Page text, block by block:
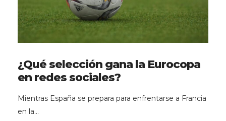
¿Qué selección gana la Eurocopa
en redes sociales?
Mientras España se prepara para enfrentarse a Francia
en la…